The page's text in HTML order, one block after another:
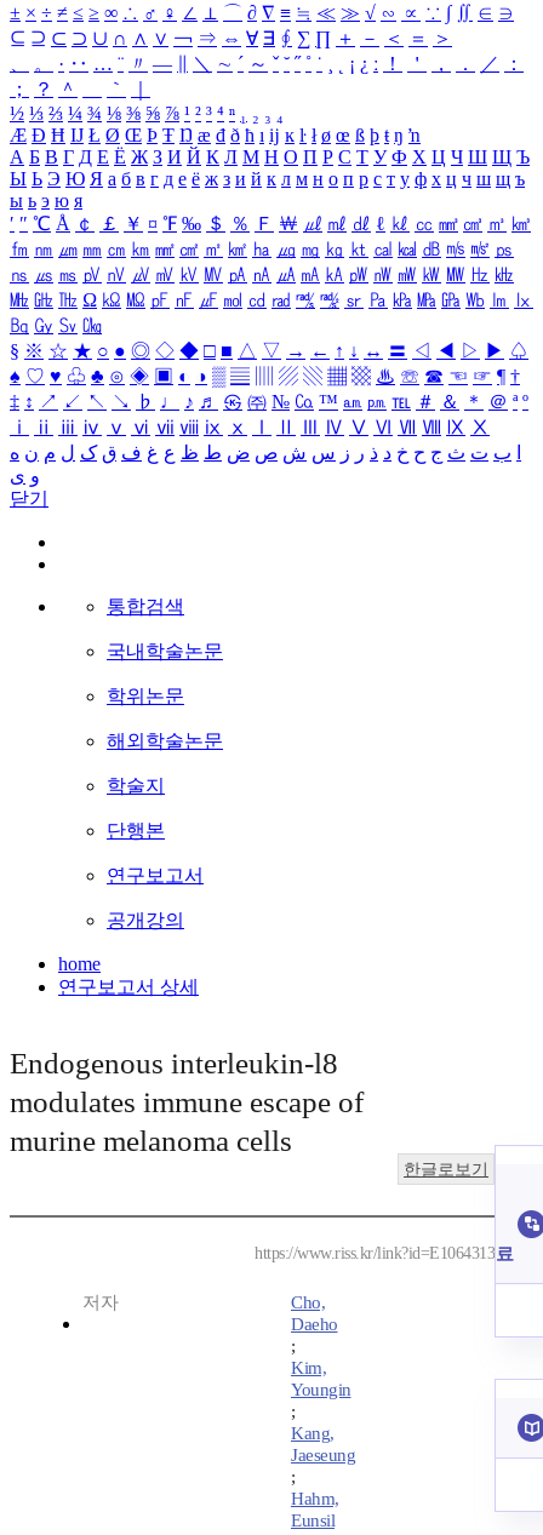
± × ÷ ≠ ≤ ≥ ∞ ∴ ♂ ♀ ∠ ⊥ ⌒ ∂ ∇ ≡ ≒ ≪ ≫ √ ∽ ∝ ∵ ∫ ∬ ∈ ∋
⊆ ⊇ ⊂ ⊃ ∪ ∩ ∧ ∨ ￢ ⇒ ⇔ ∀ ∃ ∮ ∑ ∏ ＋ － ＜ ＝
＞
、
。 · ‥ … ¨ 〃 ― ＼ ∼ ´ ～ ˇ ˘ ˝ ˚ ˙ ¸ ¡ ¿ ː ！ ＇ ， ． ／
：
；
？ ＾ ｀
½ ⅓ ⅔ ¼ ¾ ⅛ ⅜ ⅝ ⅞ ¹ ² ³ ⁴ ⁿ ₁ ₂ ₃ ₄
Æ Ð Ħ Ĳ Ł Ø Œ Þ Ŧ Ŋ æ đ ð ħ ı ĳ ĸ ŀ ł ø œ ß þ ŧ ŋ ŉ
А Б В Г Д Е Ё Ж З И Й К Л М Н О П Р С Т У Ф Х Ц Ч Ш Щ Ъ
Ы Ь Э Ю Я а б в г д е ё ж з и й к л м н о п р с т у ф х ц ч ш щ ъ
ы ь э ю я
′ ″ ℃ Å ￠ ￡ ￥ ¤ ℉ ‰ ＄ ％ Ｆ ￦ ㎕ ㎖ ㎗ ℓ ㎘ ㏄ ㎣ ㎤ ㎥ ㎦
㎙ ㎚ ㎛ ㎜ ㎝ ㎞ ㎟ ㎠ ㎡ ㎢ ㏊ ㎍ ㎎ ㎏ ㏏ ㎈ ㎉ ㏈ ㎧ ㎨ ㎰
㎱ ㎲ ㎳ ㎴ ㎵ ㎶ ㎷ ㎸ ㎹ ㎀ ㎁ ㎂ ㎃ ㎄ ㎺ ㎻ ㎽ ㎾ ㎿ ㎐ ㎑
㎒ ㎓ ㎔ Ω ㏀ ㏁ ㎊ ㎋ ㎌ ㏖ ㏅ ㎭ ㎮ ㎯ ㏛ ㎩ ㎪ ㎫ ㎬ ㏝ ㏐
㏓
㏃ ㏉ ㏜ ㏆
§ ※ ☆ ★ ○ ● ◎ ◇ ◆ □ ■ △ ▽ → ← ↑ ↓ ↔ 〓 ◁ ◀ ▷ ▶ ♤
♠ ♡ ♥ ♧ ♣ ⊙ ◈ ▣ ◐ ◑ ▒ ▤ ▨ ▧ ▦ ▩ ♨ ☏ ☎ ☜ ☞ ¶ †
‡ ↕ ↗ ↙ ↖ ↘ ♭ ♩ ♪ ♬ ㉿ ㈜ № ㏇ ™ ㏂ ㏘ ℡ ＃ ＆ ＊ ＠ ª º
ⅰ
ⅱ ⅲ ⅳ ⅴ ⅵ ⅶ ⅷ ⅸ ⅹ Ⅳ Ⅴ Ⅵ Ⅶ Ⅷ Ⅸ Ⅹ
ب ت ث ج ح خ د ذ ر ز س ش ص ض ط ظ ع غ ف ق ک ل م ن ه
و ی
닫기
통합검색
국내학술논문
학위논문
해외학술논문
학술지
단행본
연구보고서
공개강의
home
연구보고서 상세
Endogenous interleukin-l8
modulates immune escape of
murine melanoma cells
한글로보기
https://www.riss.kr/link?id=E1064313
저자
Cho,
Daeho
;
Kim,
Youngin
;
Kang,
Jaeseung
;
Hahm,
Eunsil
료